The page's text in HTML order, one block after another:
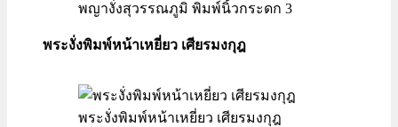
พญางั่งสุวรรณภูมิ พิมพ์นิ้วกระดก 3
พระงั่งพิมพ์หน้าเหยี่ยว เศียรมงกุฎ
พระงั่งพิมพ์หน้าเหยี่ยว เศียรมงกุฎ